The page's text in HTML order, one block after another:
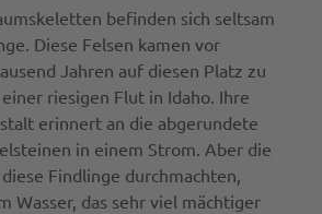
befinden sich seltsam
Diese Felsen kamen vor
Jahren auf diesen Platz zu
riesigen Flut in Idaho. Ihre
erinnert an die abgerundete
in einem Strom. Aber die
Findlinge durchmachten,
Wasser, das sehr viel mächtiger